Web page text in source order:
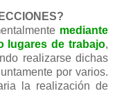
mediante
lugares de trabajo,
realizarse dichas
por varios.
la realización de